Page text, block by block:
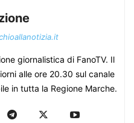
giornalistica di FanoTV. Il
alle ore 20.30 sul canale
in tutta la Regione Marche.